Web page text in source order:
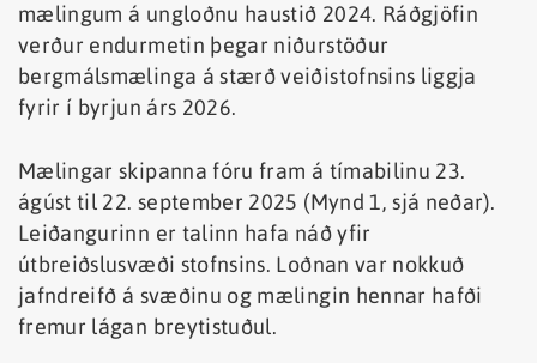
mælingum á ungloðnu haustið 2024. Ráðgjöfin
verður endurmetin þegar niðurstöður
bergmálsmælinga á stærð veiðistofnsins liggja
fyrir í byrjun árs 2026.
Mælingar skipanna fóru fram á tímabilinu 23.
ágúst til 22. september 2025 (Mynd 1, sjá neðar).
Leiðangurinn er talinn hafa náð yfir
útbreiðslusvæði stofnsins. Loðnan var nokkuð
jafndreifð á svæðinu og mælingin hennar hafði
fremur lágan breytistuðul.